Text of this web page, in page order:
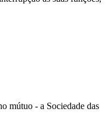
mútuo - a Sociedade das